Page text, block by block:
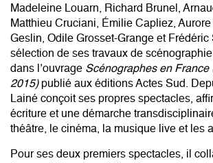
Madeleine Louarn, Richard Brunel,
Matthieu Cruciani, Émilie Capliez,
Geslin, Odile Grosset-Grange et Frédéric
sélection de ses travaux de
dans l’ouvrage Scénographes en France
2015) publié aux éditions Actes Sud.
Lainé conçoit ses propres spectacles,
écriture et une démarche
théâtre, le cinéma, la musique live et les
Pour ses deux premiers spectacles, il